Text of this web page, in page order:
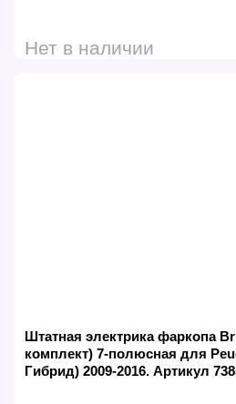
Нет в наличии
Штатная электрика фаркопа
комплект) 7-полюсная для
Гибрид) 2009-2016. Артикул